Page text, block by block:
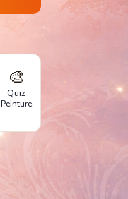
🎨
Quiz
Peinture